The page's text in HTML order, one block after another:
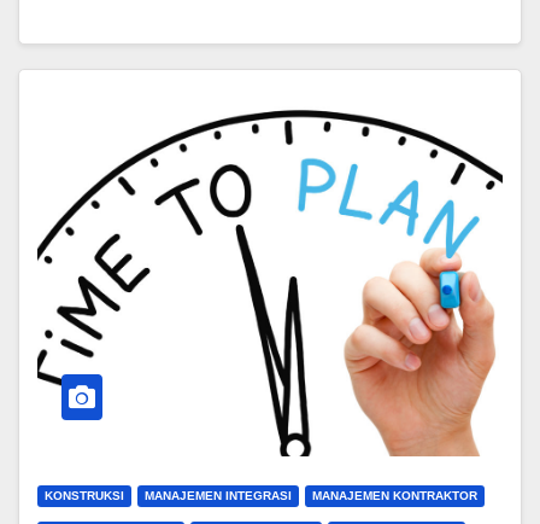
KONSTRUKSI MANAJEMEN INTEGRASI MANAJEMEN KONTRAKTOR